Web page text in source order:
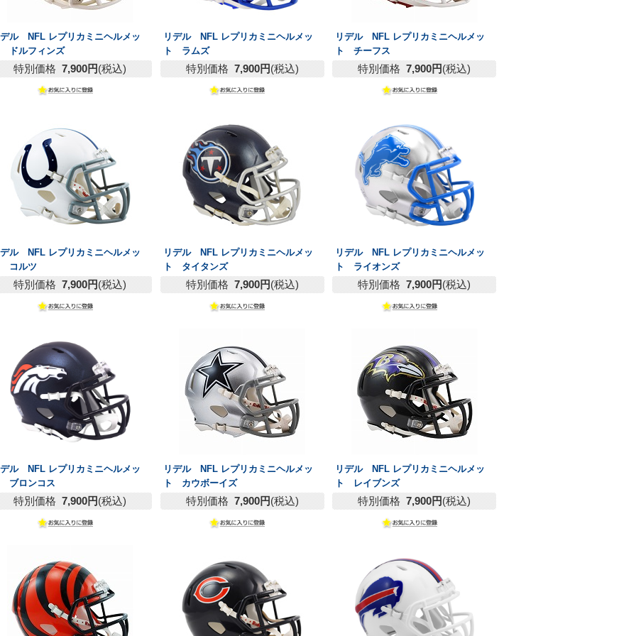
ル NFL レプリカミニヘルメッ
ドルフィンズ
特別価格 7,900円(税込)
リデル NFL レプリカミニヘルメッ
ト ラムズ
特別価格 7,900円(税込)
リデル NFL レプリカミニヘルメッ
ト チーフス
特別価格 7,900円(税込)
ル NFL レプリカミニヘルメッ
コルツ
特別価格 7,900円(税込)
リデル NFL レプリカミニヘルメッ
ト タイタンズ
特別価格 7,900円(税込)
リデル NFL レプリカミニヘルメッ
ト ライオンズ
特別価格 7,900円(税込)
ル NFL レプリカミニヘルメッ
ブロンコス
特別価格 7,900円(税込)
リデル NFL レプリカミニヘルメッ
ト カウボーイズ
特別価格 7,900円(税込)
リデル NFL レプリカミニヘルメッ
ト レイブンズ
特別価格 7,900円(税込)